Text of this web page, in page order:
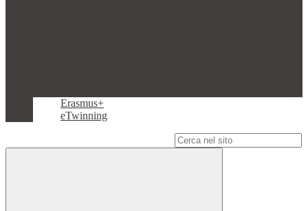
Erasmus+
eTwinning